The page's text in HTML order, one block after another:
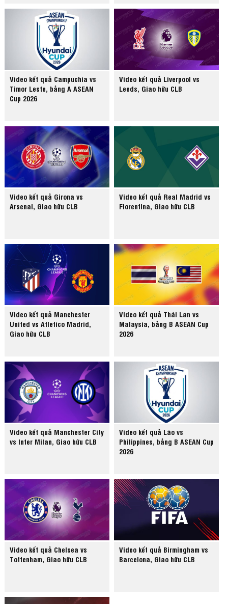
Video kết quả Campuchia vs
Timor Leste, bảng A ASEAN
Cup 2026
Video kết quả Liverpool vs
Leeds, Giao hữu CLB
Video kết quả Girona vs
Arsenal, Giao hữu CLB
Video kết quả Real Madrid vs
Fiorentina, Giao hữu CLB
Video kết quả Manchester
United vs Atletico Madrid,
Giao hữu CLB
Video kết quả Thái Lan vs
Malaysia, bảng B ASEAN Cup
2026
Video kết quả Manchester City
vs Inter Milan, Giao hữu CLB
Video kết quả Lào vs
Philippines, bảng B ASEAN Cup
2026
Video kết quả Chelsea vs
Tottenham, Giao hữu CLB
Video kết quả Birmingham vs
Barcelona, Giao hữu CLB